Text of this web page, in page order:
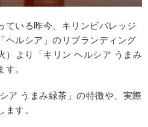
ている昨今、キリンビバレッジ
ヘルシア」のリブランディング
より「キリン ヘルシア うまみ
。
ア うまみ緑茶」の特徴や、実際
す。